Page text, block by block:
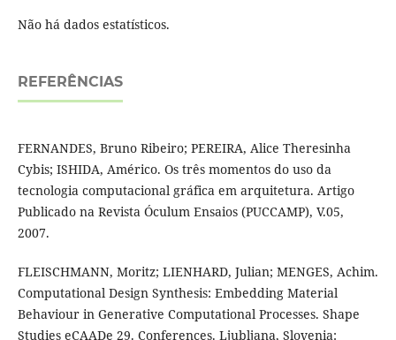
Não há dados estatísticos.
REFERÊNCIAS
FERNANDES, Bruno Ribeiro; PEREIRA, Alice Theresinha
Cybis; ISHIDA, Américo. Os três momentos do uso da
tecnologia computacional gráfica em arquitetura. Artigo
Publicado na Revista Óculum Ensaios (PUCCAMP), V.05,
2007.
FLEISCHMANN, Moritz; LIENHARD, Julian; MENGES, Achim.
Computational Design Synthesis: Embedding Material
Behaviour in Generative Computational Processes. Shape
Studies eCAADe 29. Conferences. Ljubljana, Slovenia: